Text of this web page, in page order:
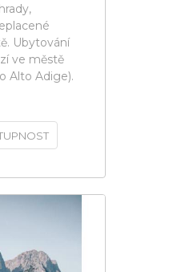
Ubytování
ve městě
Alto Adige).